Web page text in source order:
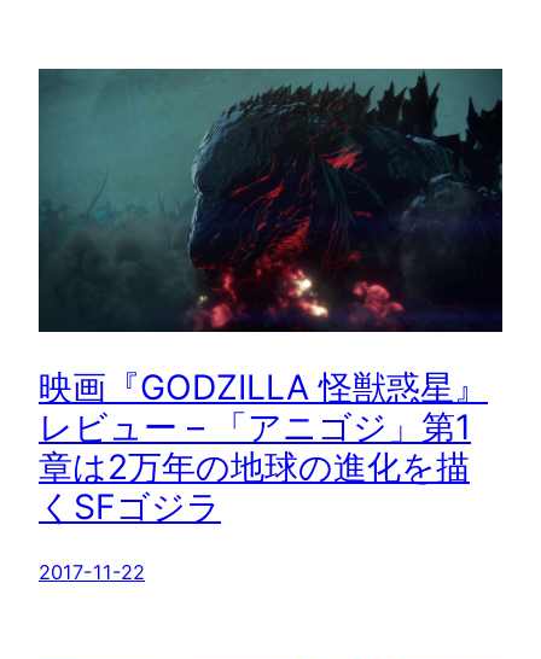
映画『GODZILLA 怪獣惑星』
レビュー – 「アニゴジ」第1
章は2万年の地球の進化を描
くSFゴジラ
2017-11-22